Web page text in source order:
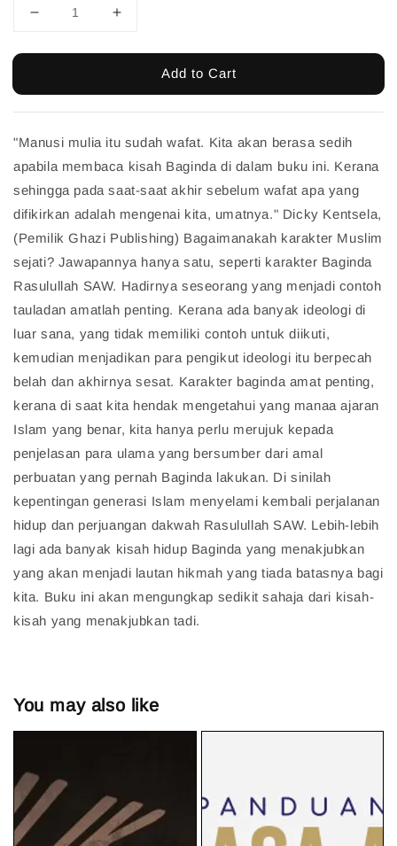
Add to Cart
"Manusi mulia itu sudah wafat. Kita akan berasa sedih
apabila membaca kisah Baginda di dalam buku ini. Kerana
sehingga pada saat-saat akhir sebelum wafat apa yang
difikirkan adalah mengenai kita, umatnya." Dicky Kentsela,
(Pemilik Ghazi Publishing) Bagaimanakah karakter Muslim
sejati? Jawapannya hanya satu, seperti karakter Baginda
Rasulullah SAW. Hadirnya seseorang yang menjadi contoh
tauladan amatlah penting. Kerana ada banyak ideologi di
luar sana, yang tidak memiliki contoh untuk diikuti,
kemudian menjadikan para pengikut ideologi itu berpecah
belah dan akhirnya sesat. Karakter baginda amat penting,
kerana di saat kita hendak mengetahui yang manaa ajaran
Islam yang benar, kita hanya perlu merujuk kepada
penjelasan para ulama yang bersumber dari amal
perbuatan yang pernah Baginda lakukan. Di sinilah
kepentingan generasi Islam menyelami kembali perjalanan
hidup dan perjuangan dakwah Rasulullah SAW. Lebih-lebih
lagi ada banyak kisah hidup Baginda yang menakjubkan
yang akan menjadi lautan hikmah yang tiada batasnya bagi
kita. Buku ini akan mengungkap sedikit sahaja dari kisah-
kisah yang menakjubkan tadi.
You may also like